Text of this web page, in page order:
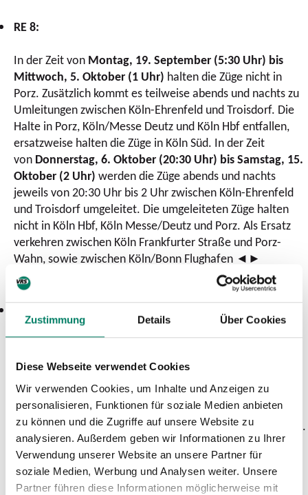
Zustimmung Details Über Cookies
Diese Webseite verwendet Cookies
Wir verwenden Cookies, um Inhalte und Anzeigen zu
personalisieren, Funktionen für soziale Medien anbieten
zu können und die Zugriffe auf unsere Website zu
analysieren. Außerdem geben wir Informationen zu Ihrer
Verwendung unserer Website an unsere Partner für
soziale Medien, Werbung und Analysen weiter. Unsere
Partner führen diese Informationen möglicherweise mit
RE 8:
In der Zeit vonMontag, 19. September (5:30 Uhr) bis
Mittwoch, 5. Oktober (1 Uhr) halten die Züge nicht in
Porz. Zusätzlich kommt es teilweise abends und nachts zu
Umleitungen zwischen Köln-Ehrenfeld und Troisdorf. Die
Halte in Porz, Köln/Messe Deutz und Köln Hbf entfallen,
ersatzweise halten die Züge in Köln Süd. In der Zeit
von Donnerstag, 6. Oktober (20:30 Uhr) bis Samstag, 15.
Oktober (2 Uhr) werden die Züge abends und nachts
jeweils von 20:30 Uhr bis 2 Uhr zwischen Köln-Ehrenfeld
und Troisdorf umgeleitet. Die umgeleiteten Züge halten
nicht in Köln Hbf, Köln Messe/Deutz und Porz. Als Ersatz
verkehren zwischen Köln Frankfurter Straße und Porz-
Wahn, sowie zwischen Köln/Bonn Flughafen ◄►
Troisdorf Busse.
Die Züge werden in der Zeit vonFreitag, 16. September
(23:45 Uhr) bis Samstag, 15. Oktober (5 Uhr)
umgeleitet. Die umgeleiteten Züge halten nicht in
Köln/Bonn Flughafen, Köln/Messe Deutz und Köln Hbf.
Ersatzweise halten sie in Köln Süd. In den Nächten 6./7.10.
bis 14./15.10.2022 verkehren als Ersatz zwischen Köln
Frankfurter Straße und Porz-Wahn, sowie zwischen
Köln/Bonn Flughafen ◄► Troisdorf Busse.